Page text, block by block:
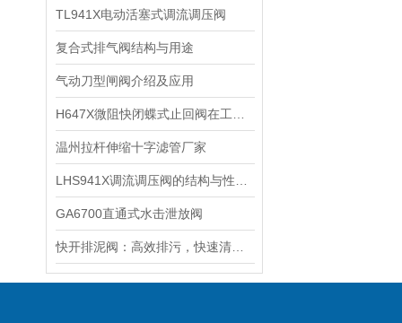
TL941X电动活塞式调流调压阀
复合式排气阀结构与用途
气动刀型闸阀介绍及应用
温州拉杆伸缩十字滤管厂家
GA6700直通式水击泄放阀